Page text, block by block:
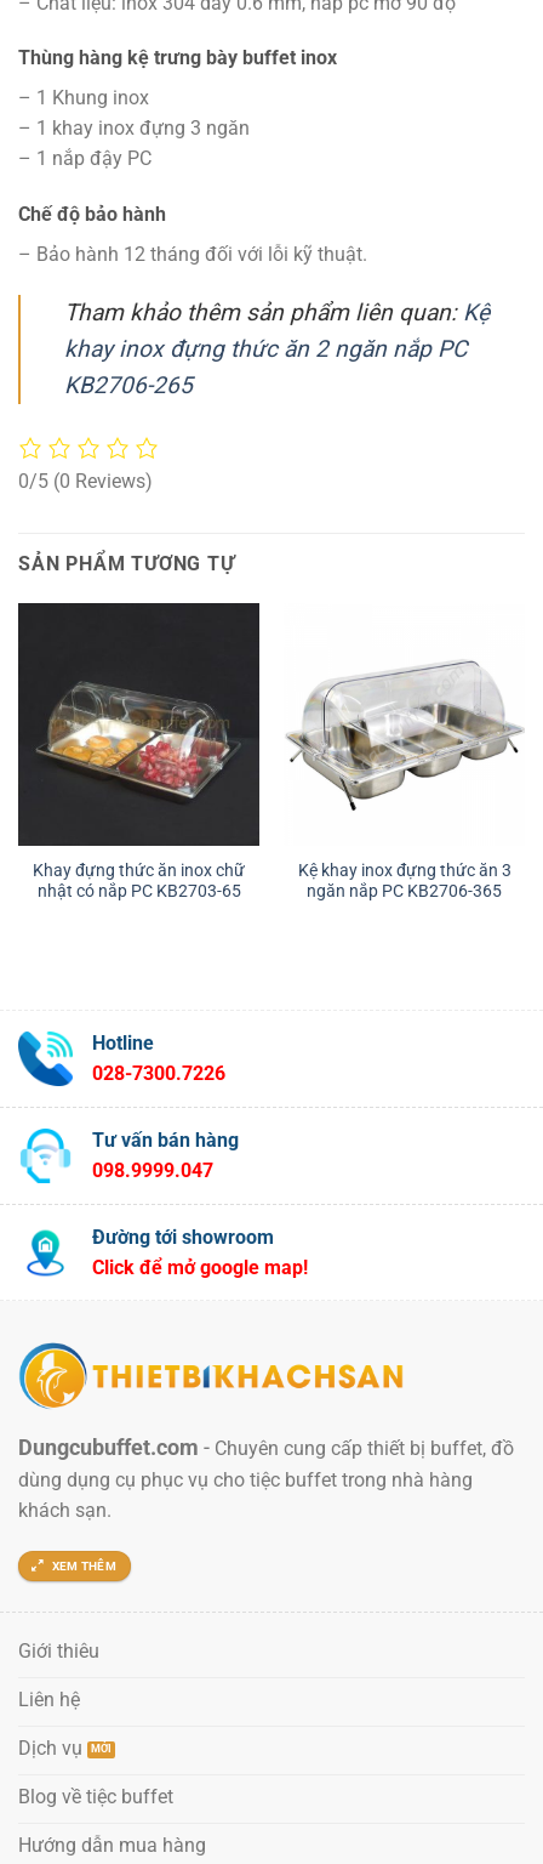
Thùng hàng kệ trưng bày buffet inox
– 1 Khung inox
– 1 khay inox đựng 3 ngăn
– 1 nắp đậy PC
Chế độ bảo hành
– Bảo hành 12 tháng đối với lỗi kỹ thuật.
Tham khảo thêm sản phẩm liên quan: Kệ
khay inox đựng thức ăn 2 ngăn nắp PC
KB2706-265
0/5 (0 Reviews)
SẢN PHẨM TƯƠNG TỰ
Khay đựng thức ăn inox chữ
nhật có nắp PC KB2703-65
Kệ khay inox đựng thức ăn 3
ngăn nắp PC KB2706-365
Hotline
028-7300.7226
Tư vấn bán hàng
098.9999.047
Đường tới showroom
Click để mở google map!
Dungcubuffet.com - Chuyên cung cấp thiết bị buffet, đồ
dùng dụng cụ phục vụ cho tiệc buffet trong nhà hàng
khách sạn.
XEM THÊM
Giới thiêu
Liên hệ
Dịch vụ
Blog về tiệc buffet
Hướng dẫn mua hàng